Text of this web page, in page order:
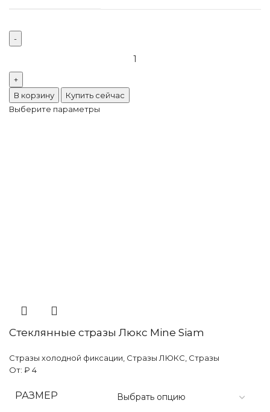
В корзину
Купить сейчас
Выберите параметры
Стеклянные стразы Люкс Mine Siam
Стразы холодной фиксации Стразы ЛЮКС Стразы
От: ₽ 4
РАЗМЕР